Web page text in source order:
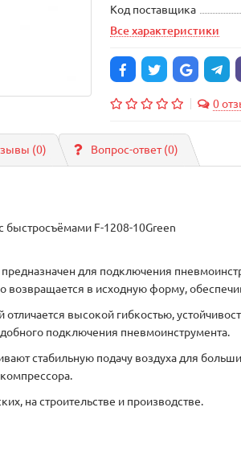
Код поставщика
Все характеристики
0
(0) Вопрос-ответ(0)
F-1208-10Green
для подключения
возвращается в исходную форму,
отличается высокой гибкостью,
подключения пневмоинструмента.
стабильную подачу воздуха для
на строительстве и производстве.